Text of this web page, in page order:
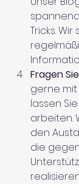
Tricks.
Fragen
gerne mit
lassen
arbeiten.
den
die